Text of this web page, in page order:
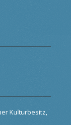
Kulturbesitz,